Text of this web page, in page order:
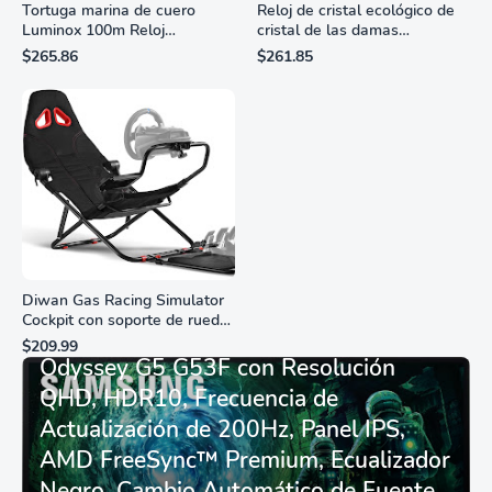
Tortuga marina de cuero
Luminox 100m Reloj
analógico de cuarzo
resistente al agua
$265.86
Reloj de cristal ecológico de
cristal de las damas
ciudadanas, 3 manos,
marcadores de números
$261.85
Diwan Gas Racing Simulator
Cockpit con soporte de rueda
de carreras plegable y
asiento - Logitech
G29/920/923/27/25,
Thrustmaster
T248/X/T300RS/T150/458/TX
$209.99
Monitor Gamer SAMSUNG 27”
Odyssey G5 G53F con Resolución
QHD, HDR10, Frecuencia de
Actualización de 200Hz, Panel IPS,
AMD FreeSync™ Premium, Ecualizador